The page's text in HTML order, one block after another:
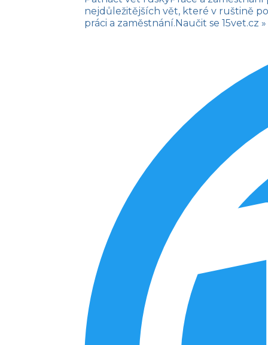
nejdůležitějších vět, které v ruštině
práci a zaměstnání.Naučit se 15vet.cz »